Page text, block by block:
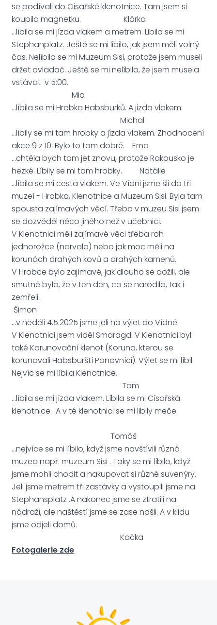
se podívali do Císařské klenotnice. Tam jsem si
koupila magnetku. Klárka
...líbila se mi jízda vlakem a metrem. Libilo se mi
Stephanplatz. Ještě se mi libilo, jak jsem měli volný
čas. Nelíbilo se mi Muzeum Sisi, protože jsem museli
držet ovladač. Ještě se mi nelíbilo, že jsem musela
vstávat v 5:00.
Mia
...líbila se mi Hrobka Habsburků. A jizda vlakem.
Michal
…líbily se mi tam hrobky a jízda vlakem. Zhodnocení
akce 9 z 10. Bylo to tam dobré. Ema
...chtěla bych tam jet znovu, protože Rakousko je
hezké. Líbily se mi tam hrobky. Natálie
...líbila se mi cesta vlakem. Ve Vídni jsme šli do tři
muzeí - Hrobka, Klenotnice a Muzeum Sisi. Byla tam
spousta zajímavých věcí. Třeba v muzeu Sisi jsem
se dozvěděl něco jiného než v učebnici.
V Klenotnici měli zajímavé věci třeba roh
jednorožce (narvala) nebo jak moc měli na
korunách drahých kovů a drahých kamenů.
V Hrobce bylo zajímavé, jak dlouho se dožili, ale
smutné bylo, že v ten den, co se narodila, tak i
zemřeli.
Šimon
...v neděli 4.5.2025 jsme jeli na výlet do Vídně.
V Klenotnici jsem viděl Smaragd. V Klenotnici byl
také Korunovační klenot (Koruna, kterou se
korunovali Habsburští Panovníci). Výlet se mi líbil.
Nejvíc se mi líbila Klenotnice.
Tom
…líbila se mi jízda vlakem. Líbila se mi Císařská
klenotnice. A v té klenotnici se mi libily meče.
Tomáš
…nejvíce se mi líbilo, když jsme navštívili různá
muzea např. muzeum Sisi . Taky se mi líbilo, když
jsme mohli chodit a nakupovat si různé suvenýry.
Jeli jsme metrem tři zastávky a vystoupili jsme na
Stephansplatz .A nakonec jsme se ztratili na
nádraží, ale naštěstí jsme se zase našli. A v klidu
jsme odjeli domů.
Kačka
Fotogalerie zde